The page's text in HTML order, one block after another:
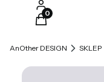
Produkty w
AnOther DESIGN SKLEP